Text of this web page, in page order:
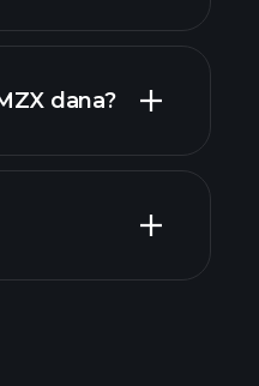
partecipazioni
dana?